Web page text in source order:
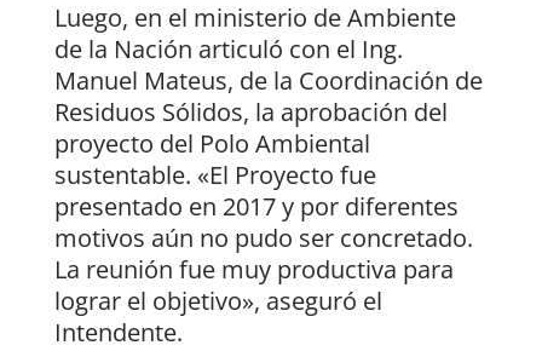
Luego, en el ministerio de Ambiente
de la Nación articuló con el Ing.
Manuel Mateus, de la Coordinación de
Residuos Sólidos, la aprobación del
proyecto del Polo Ambiental
sustentable. «El Proyecto fue
presentado en 2017 y por diferentes
motivos aún no pudo ser concretado.
La reunión fue muy productiva para
lograr el objetivo», aseguró el
Intendente.